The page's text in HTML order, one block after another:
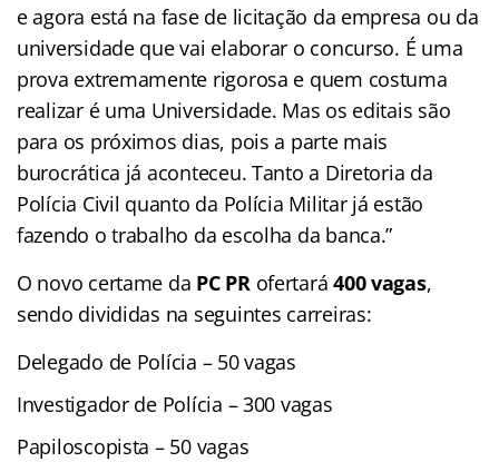
e agora está na fase de licitação da empresa ou da
universidade que vai elaborar o concurso. É uma
prova extremamente rigorosa e quem costuma
realizar é uma Universidade. Mas os editais são
para os próximos dias, pois a parte mais
burocrática já aconteceu. Tanto a Diretoria da
Polícia Civil quanto da Polícia Militar já estão
fazendo o trabalho da escolha da banca.”
O novo certame da PC PRofertará400 vagas,
sendo divididas na seguintes carreiras:
Delegado de Polícia – 50 vagas
Investigador de Polícia – 300 vagas
Papiloscopista – 50 vagas